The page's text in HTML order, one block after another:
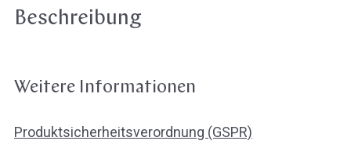
Beschreibung
Weitere Informationen
Produktsicherheitsverordnung (GSPR)